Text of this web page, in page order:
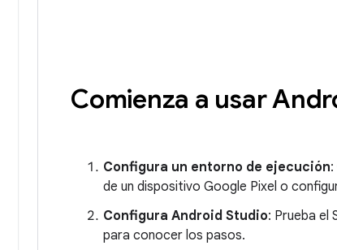
Comienza a usar
Configura un entorno de ejecución
de un dispositivo Google Pixel o
Configura Android Studio: Prueba el
para conocer los pasos.